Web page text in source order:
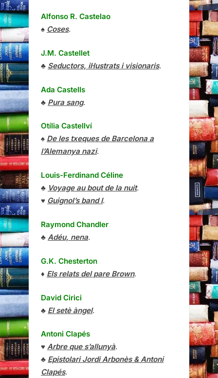
Alfonso R. Castelao
♠ Coses.
J.M. Castellet
♣ Seductors, il·lustrats i visionaris.
Ada Castells
♣ Pura sang.
Otília Castellví
♠ De les txeques de Barcelona a
l’Alemanya nazi.
Louis-Ferdinand Céline
♣ Voyage au bout de la nuit.
♥ Guignol’s band I.
Raymond Chandler
♣ Adéu, nena.
G.K. Chesterton
♦ Els relats del pare Brown.
David Cirici
♣ El setè àngel.
Antoni Clapés
♥ Arbre que s’allunyà.
♣ Epistolari Jordi Arbonès & Antoni
Clapés.